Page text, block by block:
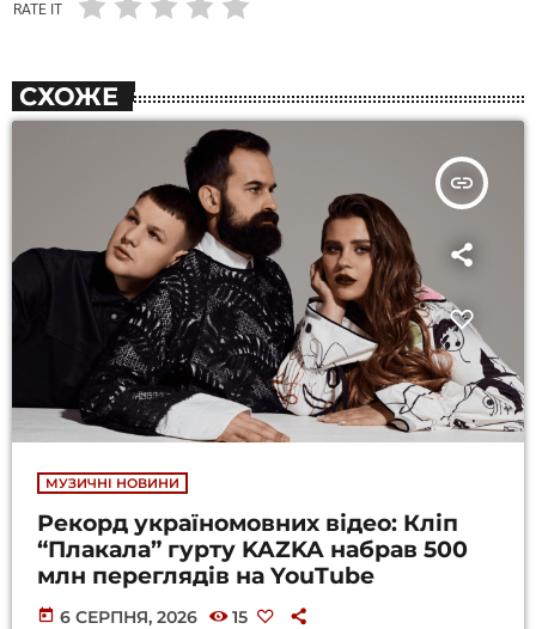
RATE IT
СХОЖЕ
insert_link
МУЗИЧНІ НОВИНИ
Рекорд україномовних відео: Кліп
“Плакала” гурту KAZKA набрав 500
млн переглядів на YouTube
today 6 СЕРПНЯ, 2026 15